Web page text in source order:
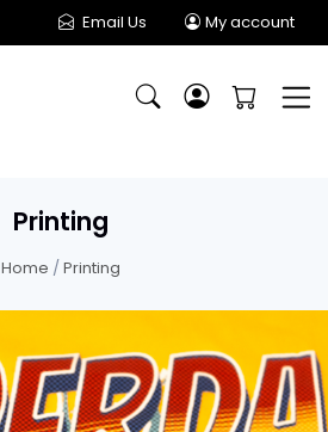
Email Us My account
Printing
Home / Printing